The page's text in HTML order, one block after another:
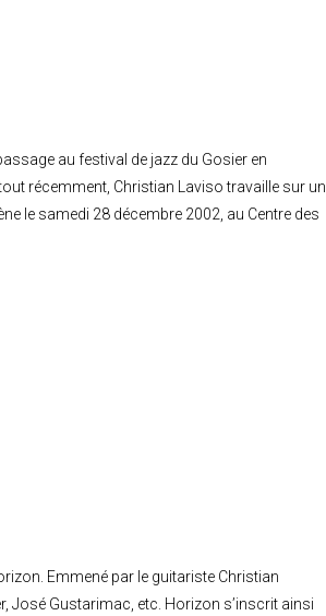
au festival de jazz du Gosier en
récemment, Christian Laviso travaille sur un
le samedi 28 décembre 2002, au Centre des
Emmené par le guitariste Christian
José Gustarimac, etc. Horizon s’inscrit ainsi